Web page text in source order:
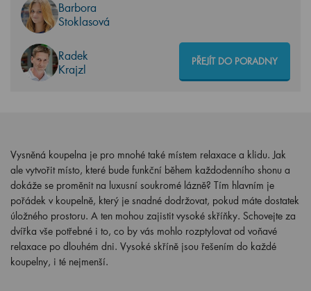
Barbora
Stoklasová
Radek
Krajzl
PŘEJÍT DO PORADNY
Vysněná koupelna je pro mnohé také místem relaxace a klidu. Jak
ale vytvořit místo, které bude funkční během každodenního shonu a
dokáže se proměnit na luxusní soukromé lázně? Tím hlavním je
pořádek v koupelně, který je snadné dodržovat, pokud máte dostatek
úložného prostoru. A ten mohou zajistit vysoké skříňky. Schovejte za
dvířka vše potřebné i to, co by vás mohlo rozptylovat od voňavé
relaxace po dlouhém dni. Vysoké skříně jsou řešením do každé
koupelny, i té nejmenší.